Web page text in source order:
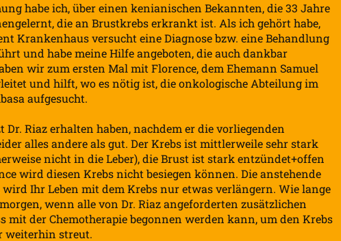
habe ich, über einen kenianischen Bekannten, die 33 Jahre
die an Brustkrebs erkrankt ist. Als ich gehört habe,
Krankenhaus versucht eine Diagnose bzw. eine Behandlung
und habe meine Hilfe angeboten, die auch dankbar
wir zum ersten Mal mit Florence, dem Ehemann Samuel
und hilft, wo es nötig ist, die onkologische Abteilung im
aufgesucht.
Riaz erhalten haben, nachdem er die vorliegenden
alles andere als gut. Der Krebs ist mittlerweile sehr stark
nicht in die Leber), die Brust ist stark entzündet+offen
wird diesen Krebs nicht besiegen können. Die anstehende
Ihr Leben mit dem Krebs nur etwas verlängern. Wie lange
wenn alle von Dr. Riaz angeforderten zusätzlichen
mit der Chemotherapie begonnen werden kann, um den Krebs
weiterhin streut.